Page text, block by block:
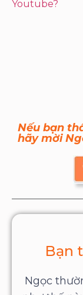
Youtube?
Nếu bạn
hãy mời
Bạn
Ngọc